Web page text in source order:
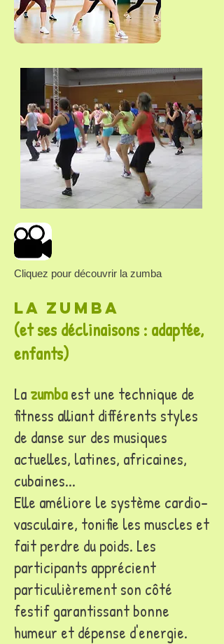
Cliquez pour découvrir la zumba
La zumba
(et ses déclinaisons : adaptée,
enfants)
Lazumbaest une technique de
fitness alliant différents styles
de danse sur des musiques
actuelles, latines, africaines,
cubaines...
Elle améliore le système cardio-
vasculaire, tonifie les muscles et
fait perdre du poids. Les
participants apprécient
particulièrement son côté
festif garantissant bonne
humeur et dépense d'energie.